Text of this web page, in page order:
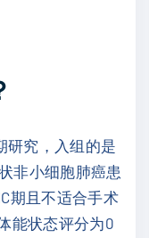
研究，入组的是
非小细胞肺癌患
期且不适合手术
能状态评分为0